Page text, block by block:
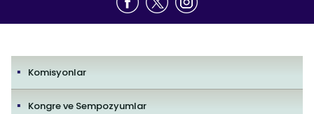
Komisyonlar
Kongre ve Sempozyumlar